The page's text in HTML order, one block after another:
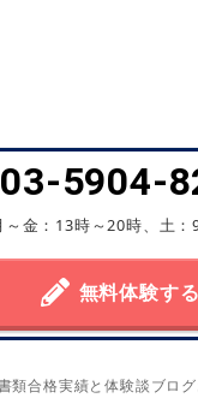
03-5904-
～金：13時～20時、土：
無料体験する
類合格実績と体験談ブログ